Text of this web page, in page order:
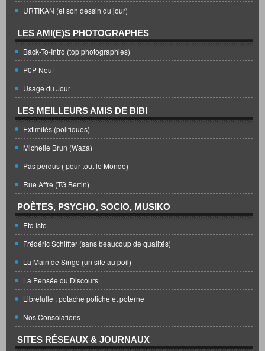
URTIKAN (et son dessin du jour)
LES AMI(E)S PHOTOGRAPHES
Back-To-Intro (top photographies)
P0P Neuf
Usage du Jour
LES MEILLEURS AMIS DE BIBI
Extimités (politiques)
Michelle Brun (Waza)
Pas perdus ( pour tout le Monde)
Rue Affre (TG Bertin)
POÈTES, PSYCHO, SOCIO, MUSIKO
Etc-Iste
Frédéric Schiffter (sans beaucoup de qualités)
La Main de Singe (un site au poil)
La Pensée du Discours
Librelulle : potache potiche et poterne
Nos Consolations
SITES RÉSEAUX & JOURNAUX